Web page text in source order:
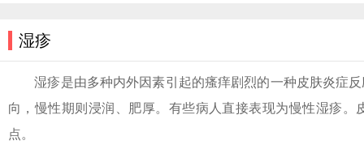
湿疹
湿疹是由多种内外因素引起的瘙痒剧烈的一种皮肤炎症反
向，慢性期则浸润、肥厚。有些病人直接表现为慢性湿疹
点。